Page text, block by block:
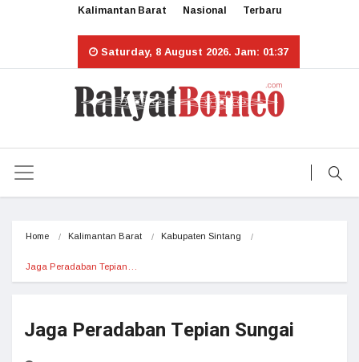
Kalimantan Barat Nasional Terbaru
Saturday, 8 August 2026. Jam: 01:37
Home Kalimantan Barat Kabupaten Sintang
Jaga Peradaban Tepian…
Jaga Peradaban Tepian Sungai